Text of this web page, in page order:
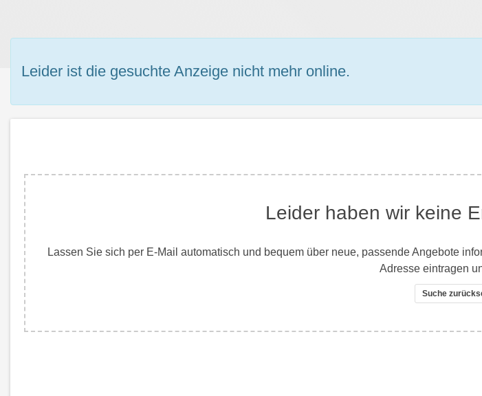
Leider ist die gesuchte Anzeige nicht mehr online.
Leider haben wir keine
Lassen Sie sich per E-Mail automatisch und bequem über neue, passende Angebote
Adresse eintragen
Suche